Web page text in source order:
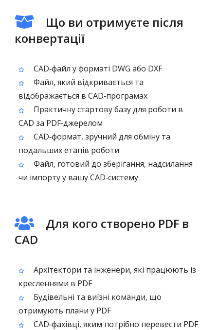
Що ви отримуєте після
конвертації
CAD‑файл у форматі DWG або DXF
Файл, який відкривається та
відображається в CAD‑програмах
Практичну стартову базу для роботи в
CAD за PDF‑джерелом
CAD‑формат, зручний для обміну та
подальших етапів роботи
Файл, готовий до зберігання, надсилання
чи імпорту у вашу CAD‑систему
Для кого створено PDF в
CAD
Архітектори та інженери, які працюють із
кресленнями в PDF
Будівельні та виїзні команди, що
отримують плани у PDF
CAD‑фахівці, яким потрібно перевести PDF